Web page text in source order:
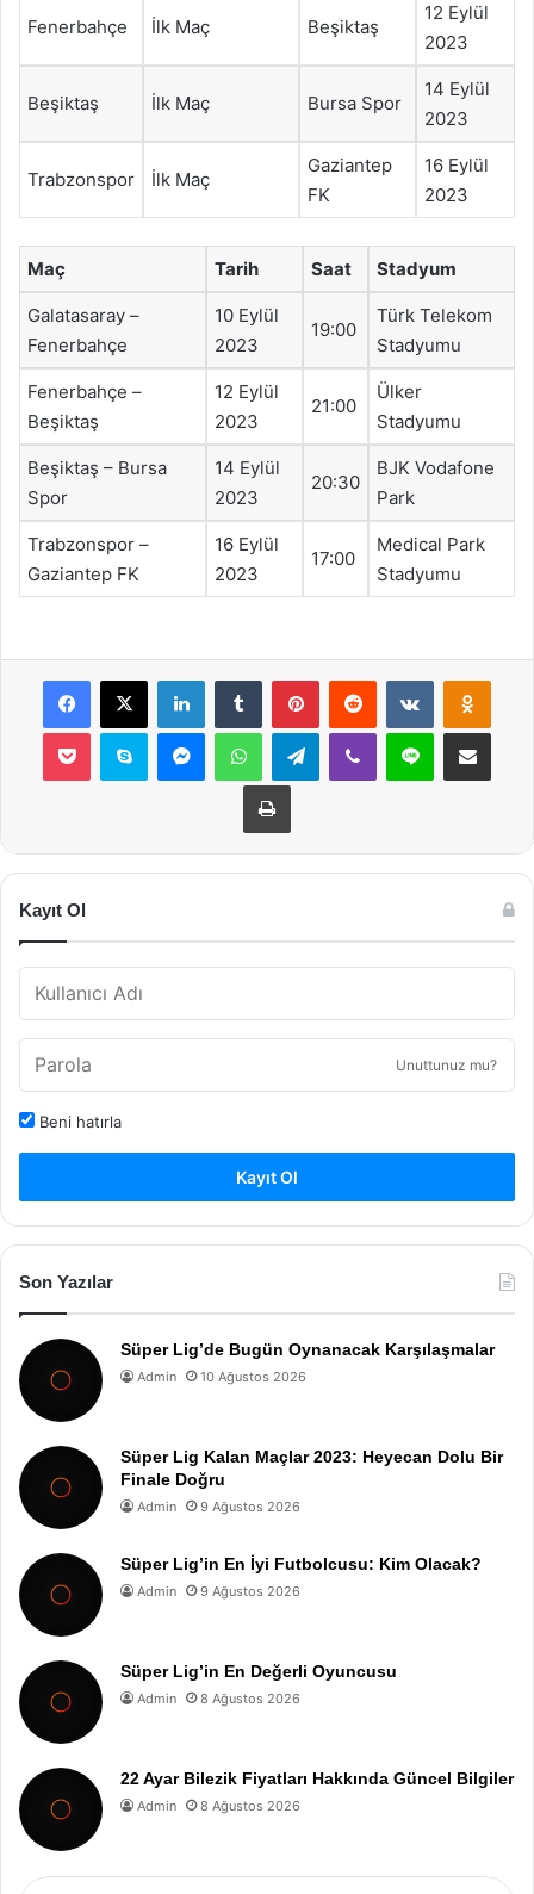
Fenerbahçe İlk Maç Beşiktaş
12 Eylül
2023
Beşiktaş İlk Maç Bursa Spor
14 Eylül
2023
Trabzonspor İlk Maç
Gaziantep
FK
16 Eylül
2023
Maç Tarih Saat Stadyum
Galatasaray –
Fenerbahçe
10 Eylül
2023
19:00
Türk Telekom
Stadyumu
Fenerbahçe –
Beşiktaş
12 Eylül
2023
21:00
Ülker
Stadyumu
Beşiktaş – Bursa
Spor
14 Eylül
2023
20:30
BJK Vodafone
Park
Trabzonspor –
Gaziantep FK
16 Eylül
2023
17:00
Medical Park
Stadyumu
Facebook
X LinkedInTumblr PinterestReddit VKontakte
Pocket Skype MessengerWhatsAppTelegramViber Line E-Posta ile
Yazdır
Kayıt Ol
Unuttunuz mu?
Beni hatırla
Kayıt Ol
Son Yazılar
Süper Lig’de Bugün Oynanacak Karşılaşmalar
Admin 10 Ağustos 2026
Süper Lig Kalan Maçlar 2023: Heyecan Dolu Bir
Finale Doğru
Admin 9 Ağustos 2026
Süper Lig’in En İyi Futbolcusu: Kim Olacak?
Admin 9 Ağustos 2026
Süper Lig’in En Değerli Oyuncusu
Admin 8 Ağustos 2026
22 Ayar Bilezik Fiyatları Hakkında Güncel Bilgiler
Admin 8 Ağustos 2026